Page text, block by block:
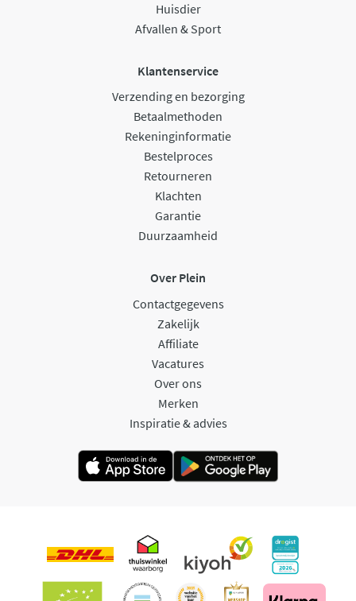
Huisdier
Afvallen & Sport
Klantenservice
Verzending en bezorging
Betaalmethoden
Rekeninginformatie
Bestelproces
Retourneren
Klachten
Garantie
Duurzaamheid
Over Plein
Contactgegevens
Zakelijk
Affiliate
Vacatures
Over ons
Merken
Inspiratie & advies